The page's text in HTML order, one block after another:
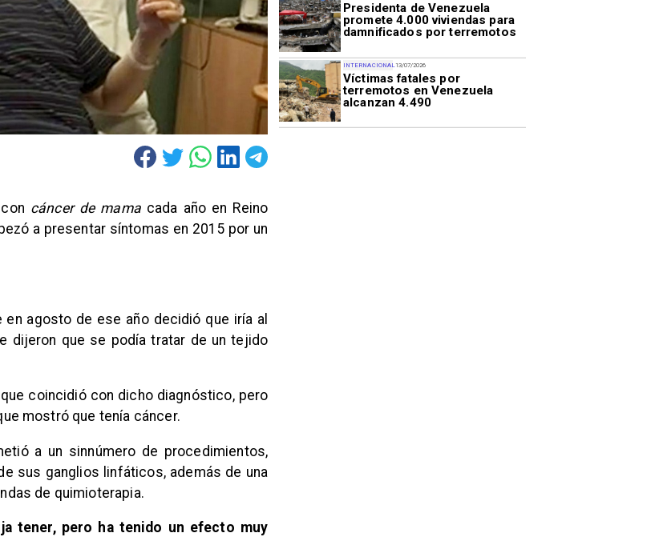
Presidenta de Venezuela
promete 4.000 viviendas para
damnificados por terremotos
13/07/2026
Víctimas fatales por
terremotos en Venezuela
alcanzan 4.490
INTERNACIONAL
cáncer de mamacada año en Reino
a presentar síntomas en 2015 por un
agosto de ese año decidió que iría al
dijeron que se podía tratar de un tejido
coincidió con dicho diagnóstico, pero
mostró que tenía cáncer.
a un sinnúmero de procedimientos,
sus ganglios linfáticos, además de una
de quimioterapia.
tener, pero ha tenido un efecto muy